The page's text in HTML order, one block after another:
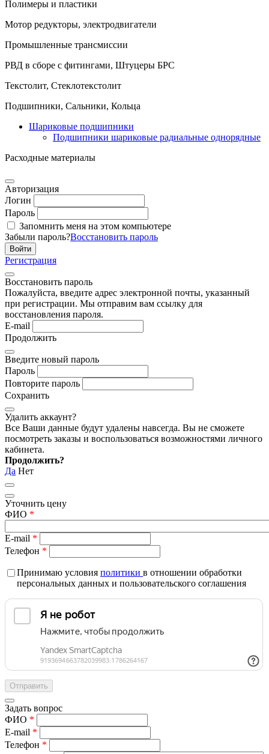
Полимеры и пластики
Мотор редукторы, электродвигатели
Промышленные трансмиссии
РВД в сборе с фитингами, Штуцеры БРС
Текстолит, Стеклотекстолит
Подшипники, Сальники, Кольца
Шариковые подшипники
Подшипники шариковые радиальные однорядные
Расходные материалы
Авторизация
Логин
Пароль
Запомнить меня на этом компьютере
Забыли пароль?Восстановить пароль
Регистрация
Восстановить пароль
Пожалуйста, введите адрес электронной почты, указанный
при регистрации. Мы отправим вам ссылку для
восстановления пароля.
E-mail
Продолжить
Введите новый пароль
Пароль
Повторите пароль
Сохранить
Удалить аккаунт?
Все Ваши данные будут удалены навсегда. Вы не сможете
посмотреть заказы и воспользоваться возможностями личного
кабинета.
Продолжить?
Да Нет
Уточнить цену
ФИО *
E-mail *
Телефон *
Принимаю условия политики в отношении обработки
персональных данных и пользовательского соглашения
Задать вопрос
ФИО *
E-mail *
Телефон *